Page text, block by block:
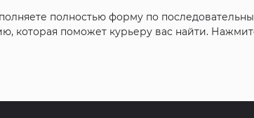
полностью форму по
которая поможет курьеру вас найти.